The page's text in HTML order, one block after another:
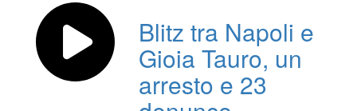
Blitz tra Napoli e
Gioia Tauro, un
arresto e 23